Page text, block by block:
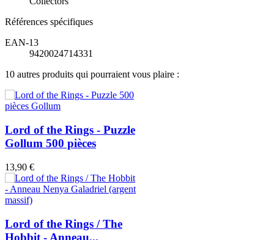
Références spécifiques
EAN-13
9420024714331
10 autres produits qui pourraient vous plaire :
Lord of the Rings - Puzzle
Gollum 500 pièces
13,90 €
Lord of the Rings / The
Hobbit - Anneau...